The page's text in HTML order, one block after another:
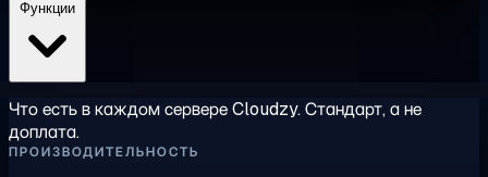
Что есть в каждом сервере Cloudzy. Стандарт, а не
доплата.
ПРОИЗВОДИТЕЛЬНОСТЬ